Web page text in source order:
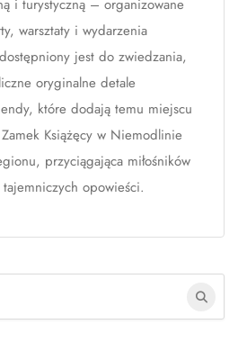
i turystyczną – organizowane
warsztaty i wydarzenia
jest do zwiedzania,
oryginalne detale
które dodają temu miejscu
Książęcy w Niemodlinie
przyciągająca miłośników
opowieści.